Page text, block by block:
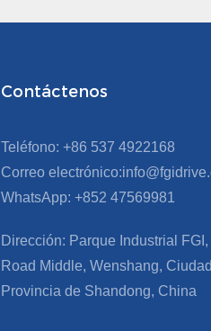
Contáctenos
Teléfono: +86 537 4922168
Correo
WhatsApp: +852 47569981
Dirección: Parque Industrial
Road Middle, Wenshang,
Provincia de Shandong, China